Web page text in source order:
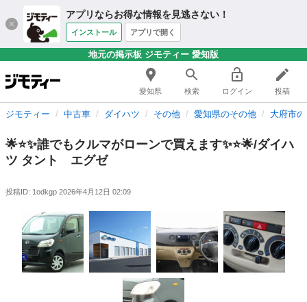
アプリならお得な情報を見逃さない！
インストール アプリで開く
地元の掲示板 ジモティー 愛知版
愛知県 検索 ログイン 投稿
ジモティー 中古車 ダイハツ その他 愛知県のその他 大府市
🌟⭐️✨誰でもクルマがローンで買えます✨⭐️🌟/ダイハ
ツ タント エグゼ
投稿ID: 1odkgp 2026年4月12日 02:09